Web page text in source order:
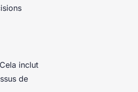
inclut
de